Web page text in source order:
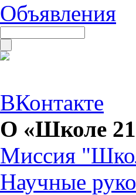
Объявления
ВКонтакте
О «Школе
Миссия
Научные